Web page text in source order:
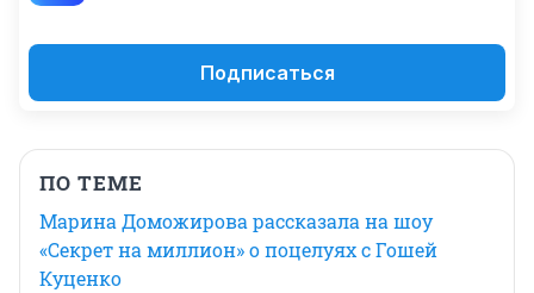
Подписаться
ПО ТЕМЕ
Марина Доможирова рассказала на шоу
«Секрет на миллион» о поцелуях с Гошей
Куценко